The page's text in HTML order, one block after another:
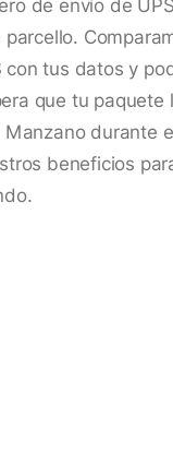
de envío de
con tus datos y
que tu paquete
Manzano durante
beneficios